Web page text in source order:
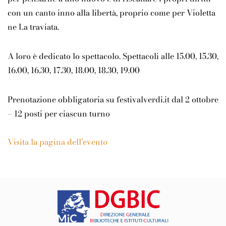
con un canto inno alla libertà, proprio come per Violetta
ne La traviata.
A loro è dedicato lo spettacolo. Spettacoli alle 15.00, 15.30,
16.00, 16.30, 17.30, 18.00, 18.30, 19.00
Prenotazione obbligatoria su festivalverdi.it dal 2 ottobre
– 12 posti per ciascun turno
Visita la pagina dell’evento